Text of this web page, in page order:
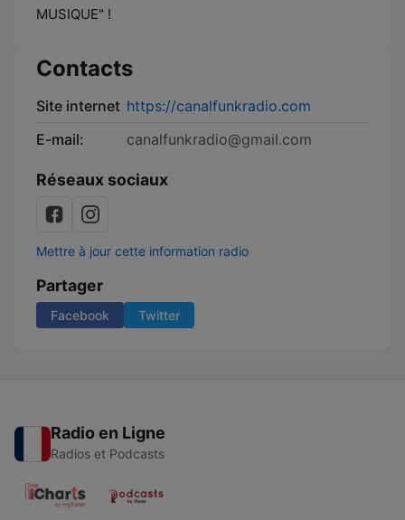
MUSIQUE" !
Contacts
Site internet https://canalfunkradio.com
E-mail:
canalfunkradio@gmail.com
Réseaux sociaux
Mettre à jour cette information radio
Partager
Facebook Twitter
Radio en Ligne
Radios et Podcasts